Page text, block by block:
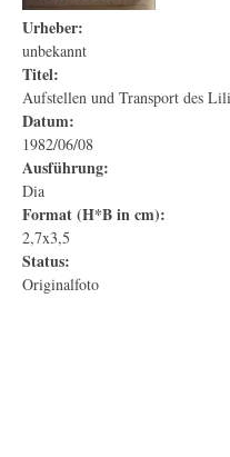
Urheber:
unbekannt
Titel:
Aufstellen und Transport des
Datum:
1982/06/08
Ausführung:
Dia
Format (H*B in cm):
2,7x3,5
Status:
Originalfoto